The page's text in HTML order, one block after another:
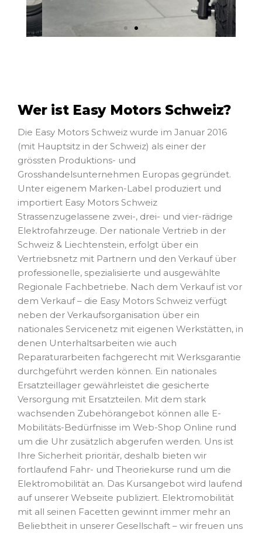
Wer ist Easy Motors Schweiz?
Die Easy Motors Schweiz wurde im Januar 2016
(mit Hauptsitz in der Schweiz) als einer der
grössten Produktions- und
Grosshandelsunternehmen Europas gegründet.
Unter eigenem Marken-Label produziert und
importiert Easy Motors Schweiz
Strassenzugelassene zwei-, drei- und vier-rädrige
Elektrofahrzeuge. Der nationale Vertrieb in der
Schweiz & Liechtenstein, erfolgt über ein
Vertriebsnetz mit Partnern und den Verkauf über
professionelle, spezialisierte und ausgewählte
Regionale Fachbetriebe. Nach dem Verkauf ist vor
dem Verkauf – die Easy Motors Schweiz verfügt
neben der Verkaufsorganisation über ein
nationales Servicenetz mit eigenen Werkstätten, in
denen Unterhaltsarbeiten wie auch
Reparaturarbeiten fachgerecht mit Werksgarantie
durchgeführt werden können. Ein nationales
Ersatzteillager gewährleistet die gesicherte
Versorgung mit Ersatzteilen. Mit dem stark
wachsenden Zubehörangebot können alle E-
Mobilitäts-Bedürfnisse im Web-Shop Online rund
um die Uhr zusätzlich abgerufen werden. Uns ist
Ihre Sicherheit prioritär, deshalb bieten wir
fortlaufend Fahr- und Theoriekurse rund um die
Elektromobilität an. Das Kursangebot wird laufend
auf unserer Webseite publiziert. Elektromobilität
mit all seinen Facetten gewinnt immer mehr an
Beliebtheit in unserer Gesellschaft – wir freuen uns